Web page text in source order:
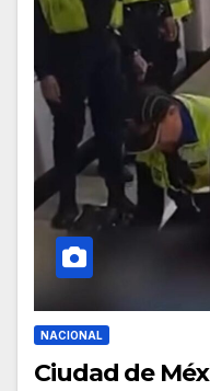
NACIONAL
Ciudad de